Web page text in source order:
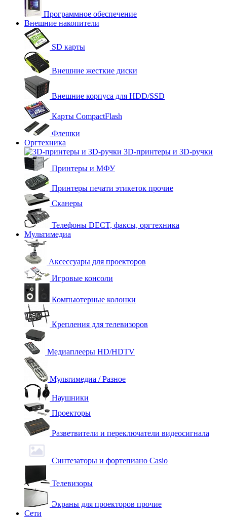
Программное обеспечение
Внешние накопители
SD карты
Внешние жесткие диски
Внешние корпуса для HDD/SSD
Карты CompactFlash
Флешки
Оргтехника
3D-принтеры и 3D-ручки
Принтеры и МФУ
Принтеры печати этикеток прочие
Сканеры
Телефоны DECT, факсы, оргтехника
Мультимедиа
Аксессуары для проекторов
Игровые консоли
Компьютерные колонки
Крепления для телевизоров
Медиаплееры HD/HDTV
Мультимедиа / Разное
Наушники
Проекторы
Разветвители и переключатели видеосигнала
Синтезаторы и фортепиано Casio
Телевизоры
Экраны для проекторов прочие
Сети